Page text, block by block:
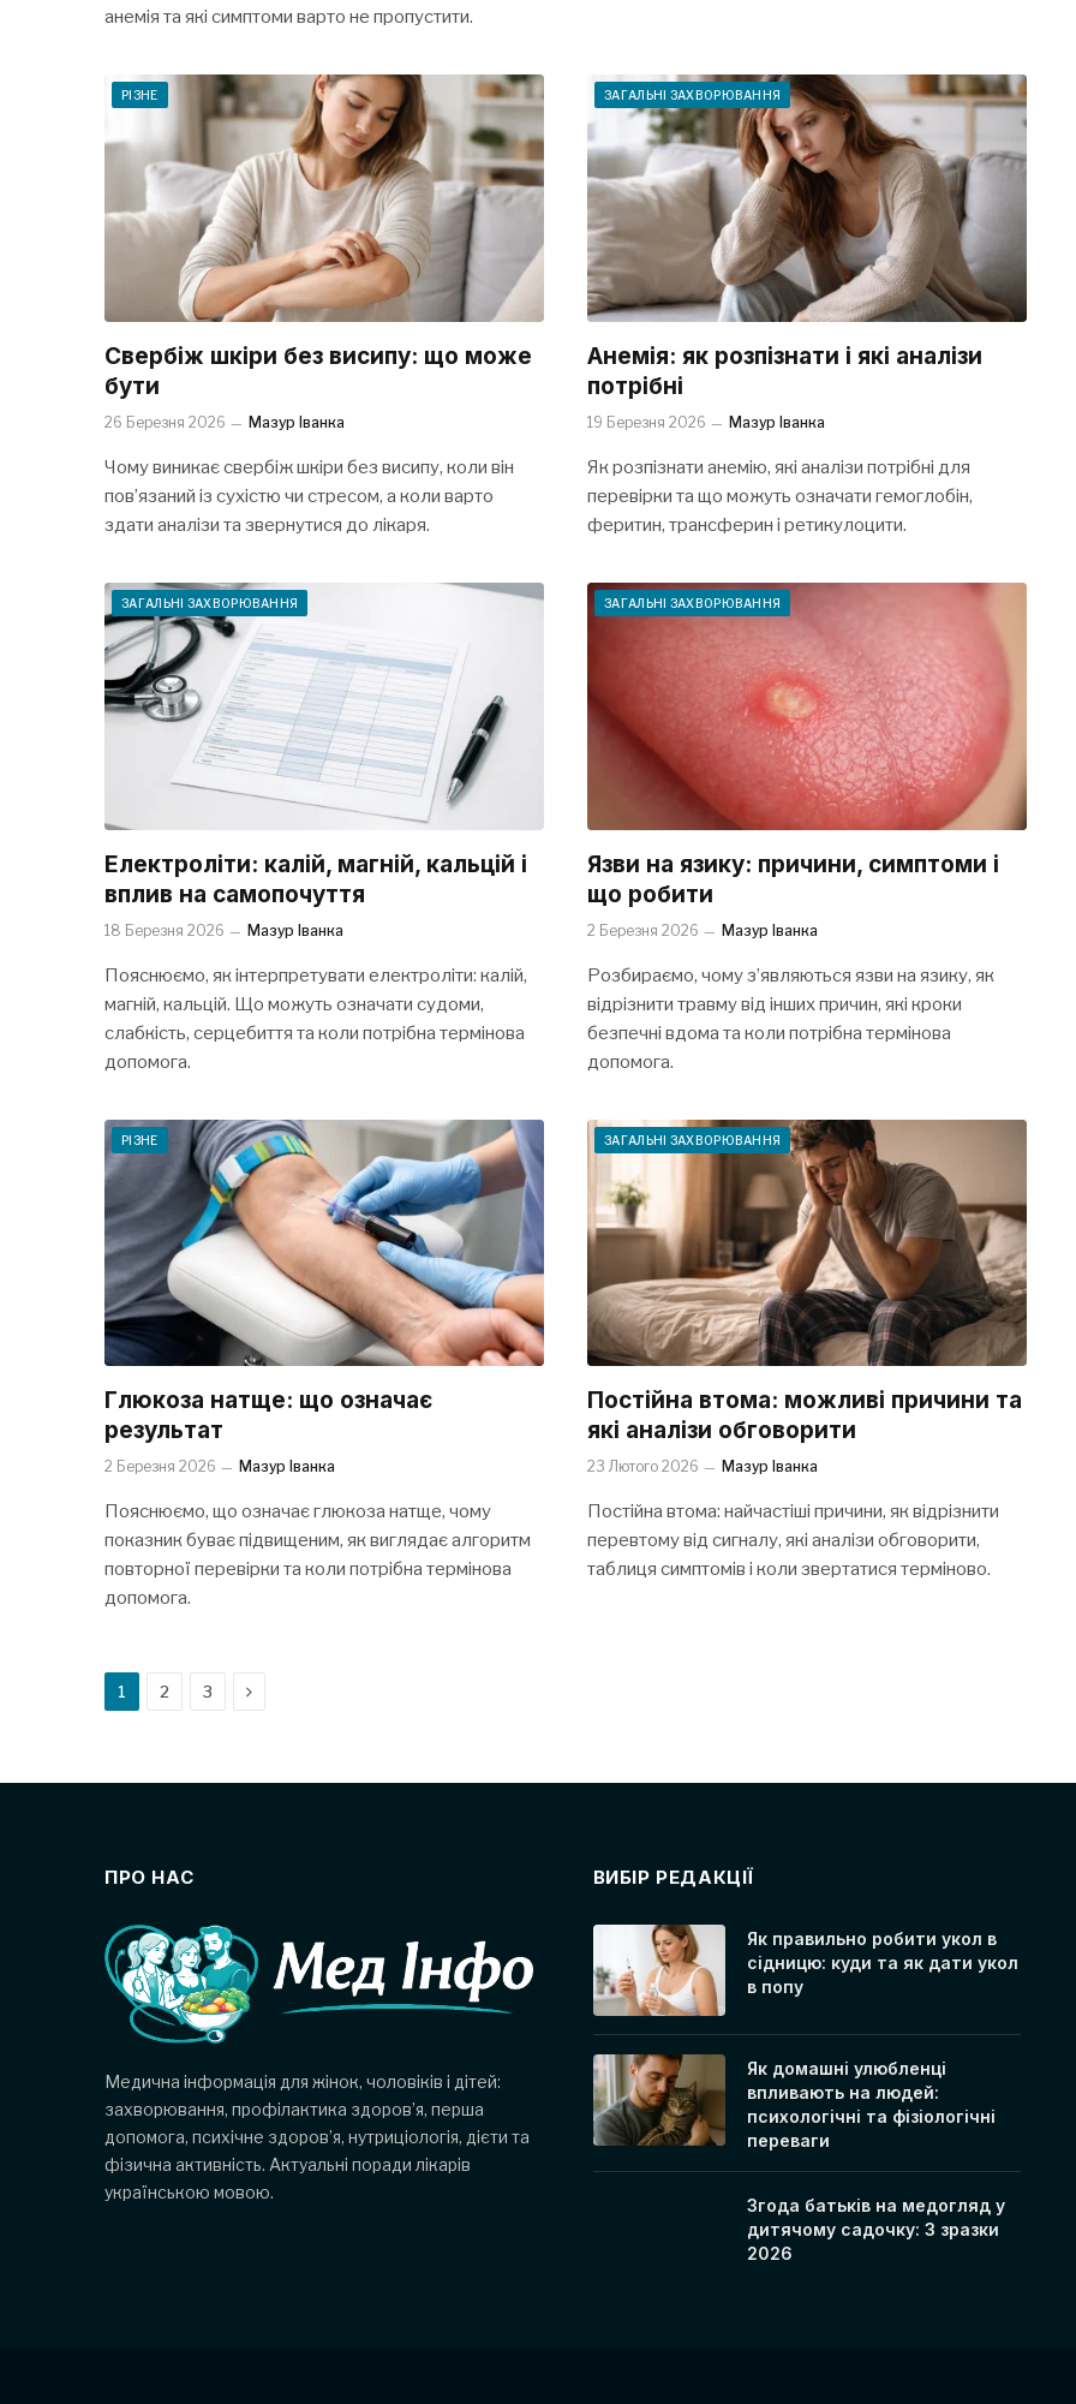
анемія та які симптоми варто не пропустити.
РІЗНЕ
Свербіж шкіри без висипу: що може
бути
26 Березня 2026 Мазур Іванка
Чому виникає свербіж шкіри без висипу, коли він
пов’язаний із сухістю чи стресом, а коли варто
здати аналізи та звернутися до лікаря.
ЗАГАЛЬНІ ЗАХВОРЮВАННЯ
Анемія: як розпізнати і які аналізи
потрібні
19 Березня 2026 Мазур Іванка
Як розпізнати анемію, які аналізи потрібні для
перевірки та що можуть означати гемоглобін,
феритин, трансферин і ретикулоцити.
ЗАГАЛЬНІ ЗАХВОРЮВАННЯ
Електроліти: калій, магній, кальцій і
вплив на самопочуття
18 Березня 2026 Мазур Іванка
Пояснюємо, як інтерпретувати електроліти: калій,
магній, кальцій. Що можуть означати судоми,
слабкість, серцебиття та коли потрібна термінова
допомога.
ЗАГАЛЬНІ ЗАХВОРЮВАННЯ
Язви на язику: причини, симптоми і
що робити
2 Березня 2026 Мазур Іванка
Розбираємо, чому з’являються язви на язику, як
відрізнити травму від інших причин, які кроки
безпечні вдома та коли потрібна термінова
допомога.
РІЗНЕ
Глюкоза натще: що означає
результат
2 Березня 2026 Мазур Іванка
Пояснюємо, що означає глюкоза натще, чому
показник буває підвищеним, як виглядає алгоритм
повторної перевірки та коли потрібна термінова
допомога.
ЗАГАЛЬНІ ЗАХВОРЮВАННЯ
Постійна втома: можливі причини та
які аналізи обговорити
23 Лютого 2026 Мазур Іванка
Постійна втома: найчастіші причини, як відрізнити
перевтому від сигналу, які аналізи обговорити,
таблиця симптомів і коли звертатися терміново.
1 2 3 Next
ПРО НАС
Медична інформація для жінок, чоловіків і дітей:
захворювання, профілактика здоров’я, перша
допомога, психічне здоров’я, нутриціологія, дієти та
фізична активність. Актуальні поради лікарів
українською мовою.
ВИБІР РЕДАКЦІЇ
Як правильно робити укол в
сідницю: куди та як дати укол
в попу
Як домашні улюбленці
впливають на людей:
психологічні та фізіологічні
переваги
Згода батьків на медогляд у
дитячому садочку: 3 зразки
2026